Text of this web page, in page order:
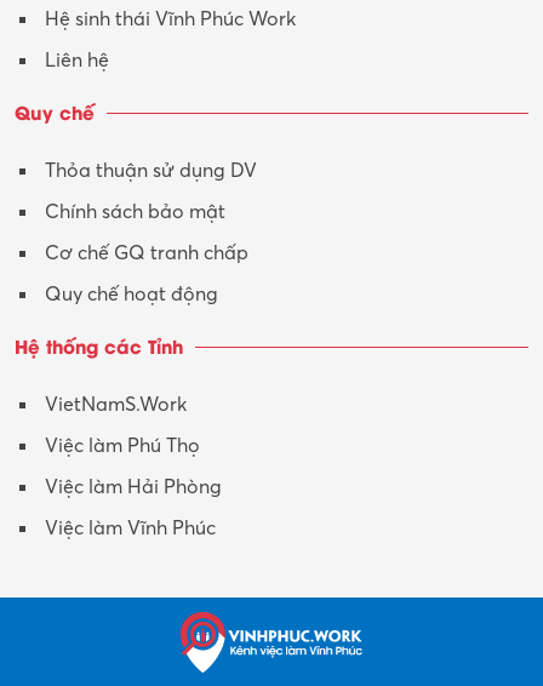
Y tế-Dược
Hệ sinh thái Vĩnh Phúc Work
Liên hệ
Quy chế
Thỏa thuận sử dụng DV
Chính sách bảo mật
Cơ chế GQ tranh chấp
Quy chế hoạt động
Hệ thống các Tỉnh
VietNamS.Work
Việc làm Phú Thọ
Việc làm Hải Phòng
Việc làm Vĩnh Phúc